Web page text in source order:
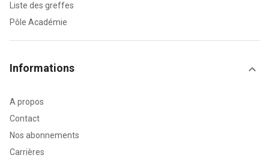
Liste des greffes
Pôle Académie
Informations
A propos
Contact
Nos abonnements
Carrières